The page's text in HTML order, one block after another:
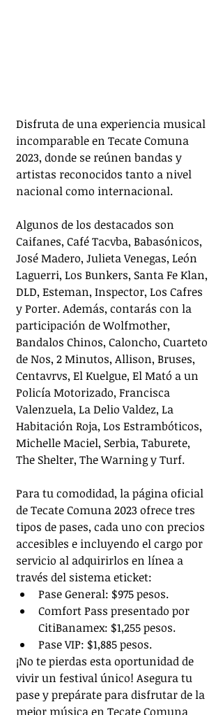
Disfruta de una experiencia musical
incomparable en Tecate Comuna
2023, donde se reúnen bandas y
artistas reconocidos tanto a nivel
nacional como internacional.
Algunos de los destacados son
Caifanes, Café Tacvba, Babasónicos,
José Madero, Julieta Venegas, León
Laguerri, Los Bunkers, Santa Fe Klan,
DLD, Esteman, Inspector, Los Cafres
y Porter. Además, contarás con la
participación de Wolfmother,
Bandalos Chinos, Caloncho, Cuarteto
de Nos, 2 Minutos, Allison, Bruses,
Centavrvs, El Kuelgue, El Mató a un
Policía Motorizado, Francisca
Valenzuela, La Delio Valdez, La
Habitación Roja, Los Estrambóticos,
Michelle Maciel, Serbia, Taburete,
The Shelter, The Warning y Turf.
Para tu comodidad, la página oficial
de Tecate Comuna 2023 ofrece tres
tipos de pases, cada uno con precios
accesibles e incluyendo el cargo por
servicio al adquirirlos en línea a
través del sistema eticket:
Pase General: $975 pesos.
Comfort Pass presentado por
CitiBanamex: $1,255 pesos.
Pase VIP: $1,885 pesos.
¡No te pierdas esta oportunidad de
vivir un festival único! Asegura tu
pase y prepárate para disfrutar de la
mejor música en Tecate Comuna